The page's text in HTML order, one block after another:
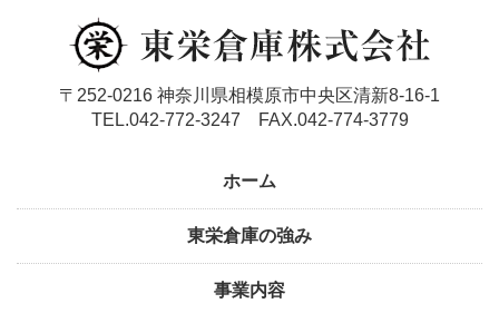
〒252-0216 神奈川県相模原市中央区清新8-16-1
TEL.042-772-3247 FAX.042-774-3779
ホーム
東栄倉庫の強み
事業内容